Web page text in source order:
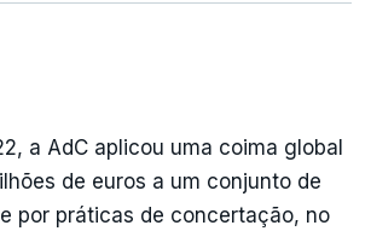
a AdC aplicou uma coima global
de euros a um conjunto de
por práticas de concertação, no